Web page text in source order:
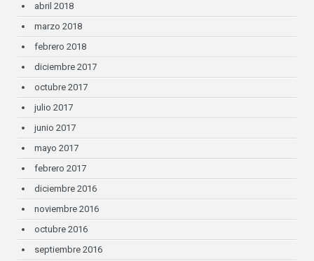
abril 2018
marzo 2018
febrero 2018
diciembre 2017
octubre 2017
julio 2017
junio 2017
mayo 2017
febrero 2017
diciembre 2016
noviembre 2016
octubre 2016
septiembre 2016